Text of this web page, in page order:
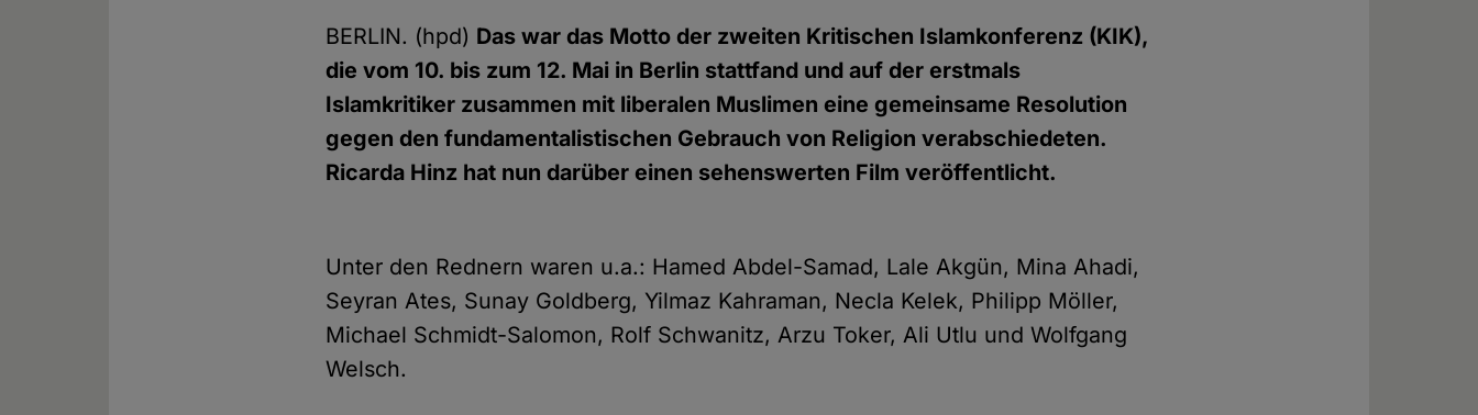
BERLIN. (hpd) Das war das Motto der zweiten Kritischen Islamkonferenz (KIK),
die vom 10. bis zum 12. Mai in Berlin stattfand und auf der erstmals
Islamkritiker zusammen mit liberalen Muslimen eine gemeinsame Resolution
gegen den fundamentalistischen Gebrauch von Religion verabschiedeten.
Ricarda Hinz hat nun darüber einen sehenswerten Film veröffentlicht.
Unter den Rednern waren u.a.: Hamed Abdel-Samad, Lale Akgün, Mina Ahadi,
Seyran Ates, Sunay Goldberg, Yilmaz Kahraman, Necla Kelek, Philipp Möller,
Michael Schmidt-Salomon, Rolf Schwanitz, Arzu Toker, Ali Utlu und Wolfgang
Welsch.